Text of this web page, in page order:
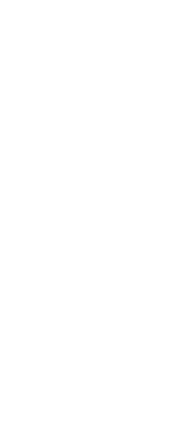
40cm 5.00